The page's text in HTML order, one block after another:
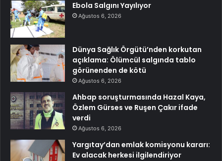
Ebola Salgını Yayılıyor
Ağustos 6, 2026
Dünya Sağlık Örgütü’nden korkutan
açıklama: Ölümcül salgında tablo
görünenden de kötü
Ağustos 6, 2026
Ahbap soruşturmasında Hazal Kaya,
Özlem Gürses ve Ruşen Çakır ifade
verdi
Ağustos 6, 2026
Yargıtay’dan emlak komisyonu kararı:
Ev alacak herkesi ilgilendiriyor